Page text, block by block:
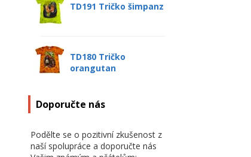
TD191 Tričko šimpanz
TD180 Tričko
orangutan
Doporučte nás
Podělte se o pozitivní zkušenost z
naší spolupráce a doporučte nás